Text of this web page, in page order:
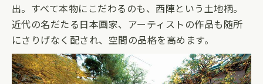
出。すべて本物にこだわるのも、西陣という土地柄。
近代の名だたる日本画家、アーティストの作品も随所
にさりげなく配され、空間の品格を高めます。